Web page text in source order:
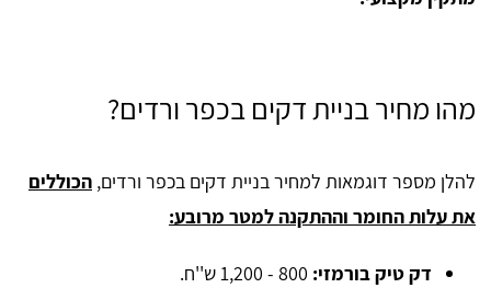
מהו מחיר בניית דקים בכפר ורדים?
להלן מספר דוגמאות למחיר בניית דקים בכפר ורדים, הכוללים
את עלות החומר וההתקנה למטר מרובע:
דק טיק בורמזי: 800 - 1,200 ש''ח.